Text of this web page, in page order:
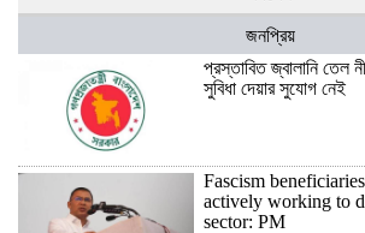
জনপ্রিয়
প্রস্তাবিত জ্বালানি তেল
সুবিধা দেয়ার সুযোগ নেই
Fascism
actively working to
sector: PM